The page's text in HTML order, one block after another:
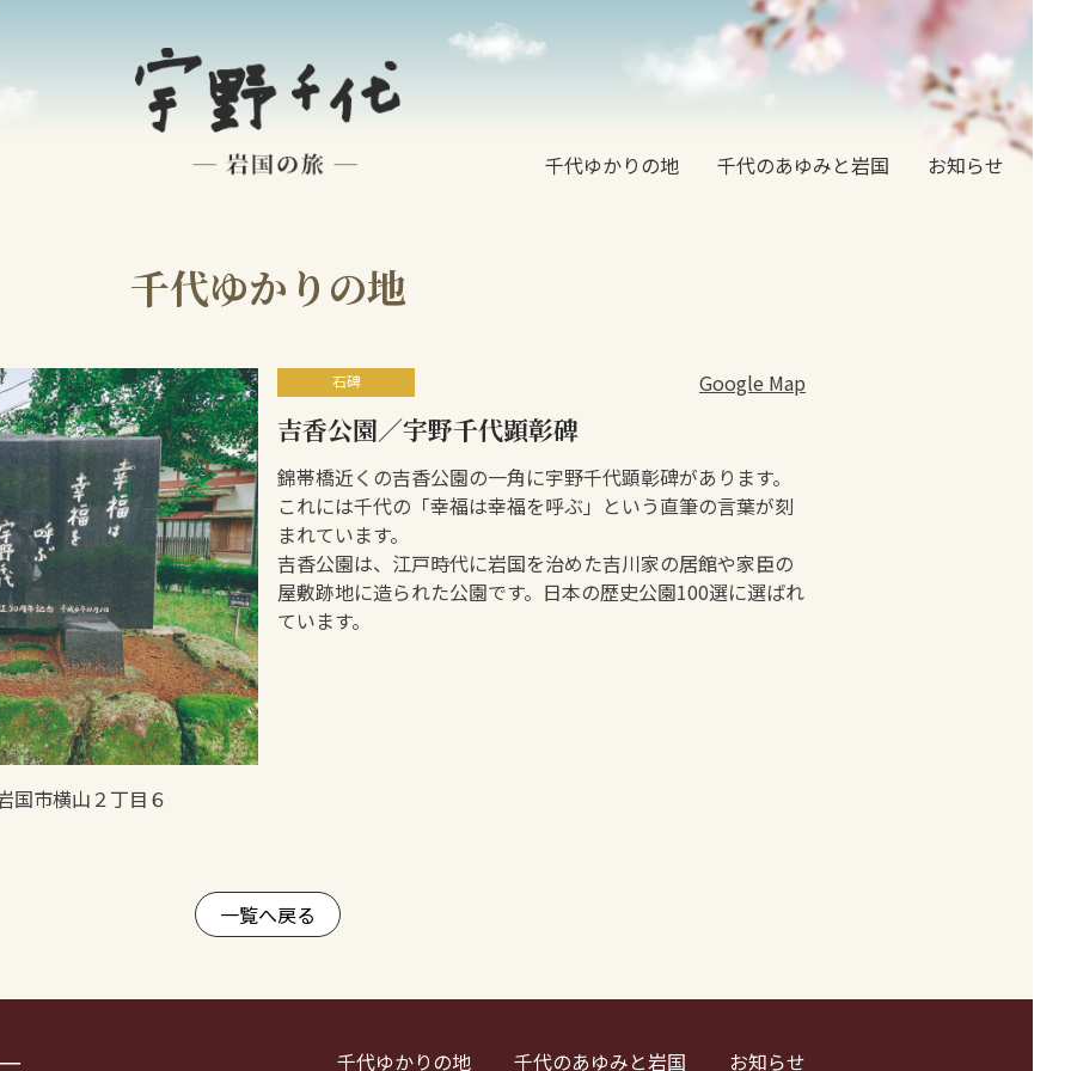
千代ゆかりの地 千代のあゆみと岩国 お知らせ
千代ゆかりの地
石碑 Google Map
吉香公園／宇野千代顕彰碑
錦帯橋近くの吉香公園の一角に宇野千代顕彰碑があります。
これには千代の「幸福は幸福を呼ぶ」という直筆の言葉が刻
まれています。
吉香公園は、江戸時代に岩国を治めた吉川家の居館や家臣の
屋敷跡地に造られた公園です。日本の歴史公園100選に選ばれ
ています。
国市横山２丁目６
一覧へ戻る
千代ゆかりの地 千代のあゆみと岩国 お知らせ